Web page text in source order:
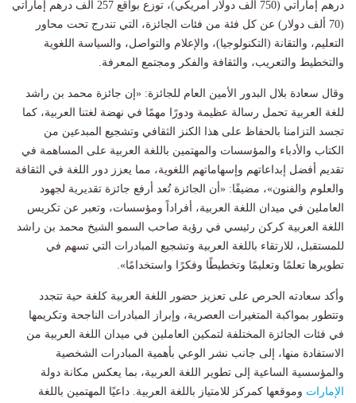
درهم إماراتي (750 ألف دولار أمريكي)، توزع بواقع 257 ألف درهم إماراتي
(70 ألف دولار) عن كل فئة من فئات الجائزة، التي تندرج تحت محاور
التعليم، والتقانة (التكنولوجيا)، والإعلام والتواصل، والسياسة اللغوية
والتخطيط والتعريب، والثقافة والفكر ومجتمع المعرفة.
وقال سعادة بلال البدور الأمين العام للجائزة: «إن جائزة محمد بن راشد
للغة العربية تحمل رسالة عظيمة ودورًا مهمًا في نهضة لغتنا العربية، كما
تجسد التزامنا بالحفاظ على هذا الكنز الثقافي وتشجيع المبدعين من
الكتاب والأدباء والمؤسسات والمهتمين باللغة العربية على المساهمة في
تقديم أفضل إبداعاتهم وإسهاماتهم اللغوية، مما يعزز دور اللغة في الثقافة
والعلوم والفنون»، مضيفًا: «أن الجائزة تُعد أرفع جائزة تقديرية لجهود
العاملين في ميدان اللغة العربية، أفراداً ومؤسسات، وتعبر عن تكريس
اللغة العربية كركن رئيسي في رؤية صاحب السمو الشيخ محمد بن راشد
للمستقبل، للارتقاء باللغة العربية وتشجيع المبادرات التي تسهم في
تطويرها تعلمًا وتعليمًا وتخطيطًا وفكرًا واستخدامًا».
وأكد سعادته الحرص على تعزيز حضور اللغة العربية كلغة حية تتجدد
وتتطور بمواكبة المتغيرات العصرية، وإبراز المبادرات الناجحة وتكريمها
في فئات الجائزة المختلفة لتمكين العاملين في ميدان اللغة العربية من
الاستفادة منها، إلى جانب نشر الوعي بأهمية المبادرات الشخصية
والمؤسسية الساعية إلى تطوير اللغة العربية، بما يعكس مكانة دولة
الإمارات وموقعها كمركز للامتياز باللغة العربية. داعيًا المهتمين باللغة